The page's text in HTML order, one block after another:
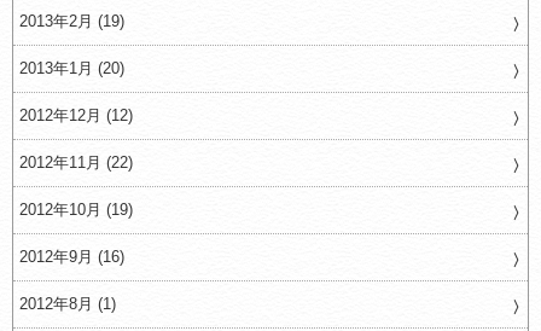
2013年2月 (19)
2013年1月 (20)
2012年12月 (12)
2012年11月 (22)
2012年10月 (19)
2012年9月 (16)
2012年8月 (1)